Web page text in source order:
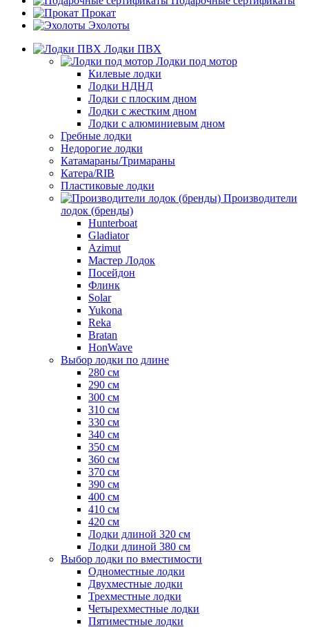
Прокат
Эхолоты
Лодки ПВХ
Лодки под мотор
Килевые лодки
Лодки НДНД
Лодки с плоским дном
Лодки с жестким дном
Лодки с алюминиевым дном
Гребные лодки
Недорогие лодки
Катамараны/Тримараны
Катера/RIB
Пластиковые лодки
Производители
лодок (бренды)
Hunterboat
Gladiator
Azimut
Мастер Лодок
Посейдон
Флинк
Solar
Yukona
Reka
Bratan
HonWave
Выбор лодки по длине
280 см
290 см
300 см
310 см
330 см
340 см
350 см
360 см
370 см
390 см
400 см
410 см
420 см
Лодки длиной 320 см
Лодки длиной 380 см
Выбор лодки по вместимости
Одноместные лодки
Двухместные лодки
Трехместные лодки
Четырехместные лодки
Пятиместные лодки